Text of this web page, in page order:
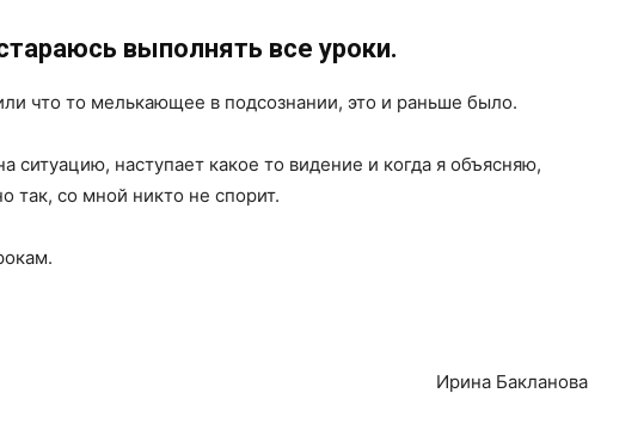
выполнять все уроки.
что то мелькающее в подсознании, это и раньше было.
ситуацию, наступает какое то видение и когда я объясняю,
так, со мной никто не спорит.
Ирина Бакланова